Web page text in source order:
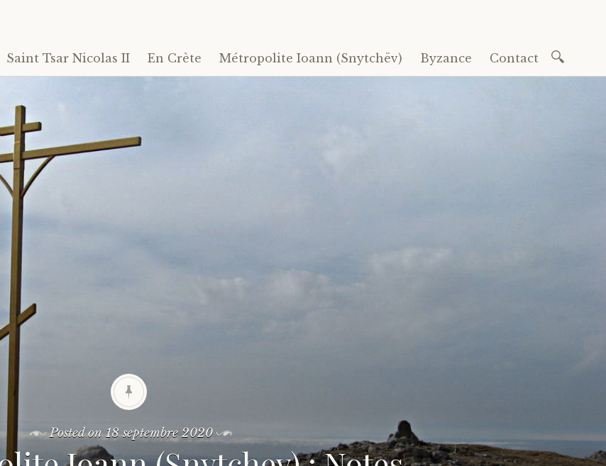
Saint Tsar Nicolas II En Crète Métropolite Ioann (Snytchëv) Byzance Contact
Posted on18 septembre 2020